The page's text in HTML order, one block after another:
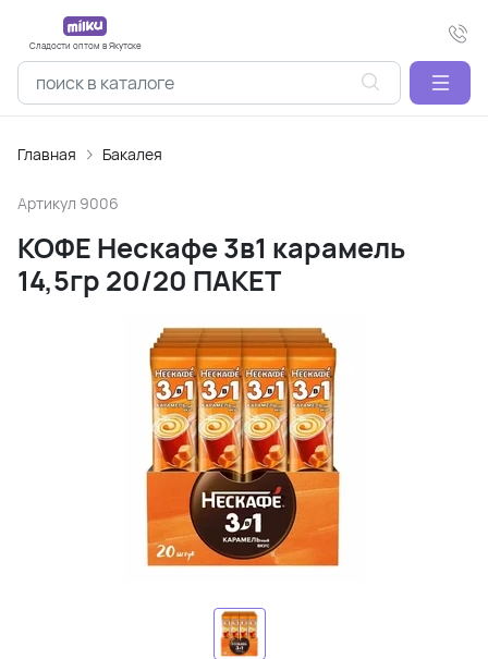
Сладости оптом в Якутске
Главная Бакалея
Артикул 9006
КОФЕ Нескафе 3в1 карамель
14,5гр 20/20 ПАКЕТ